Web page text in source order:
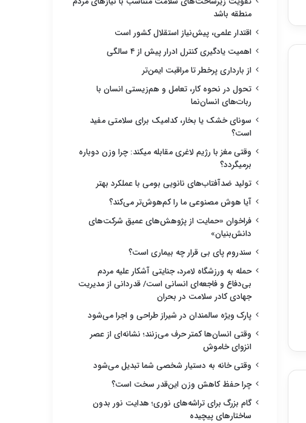
منطقه باشد
اقتدار علمی، پیش‌نیاز استقلال کشور است
اهمیت یادگیری کنترل ادرار پیش از ۴ سالگی
از بارداری پرخطر تا مراقبت ایمن‌تر
تحول در نحوه کار، تعامل و هم‌زیستی انسان با
ربات‌های انسان‌نما
سونای خشک یا بخار، کدامیک برای سلامتی مفید
است؟
وقتی مغز با رژیم لاغری مقابله میکند: چرا وزن دوباره
برمیگردد؟
تولید ضدآفتاب‌های نانویی بومی با عملکرد بهتر
آیا هوش مصنوعی ما را کم‌هوش‌تر می‌کند؟
فراخوان «حمایت از پژوهش‌های عمیق شرکت‌های
دانش‌بنیان»
سندروم پای بی قرار چه بیماری است؟
حمله به ورزشگاه لامرد، جنایتی آشکار علیه مردم
بی‌دفاع و فاجعه‌ای انسانی است/ قدردانی از مدیریت
جهادی کادر سلامت در بحران
پارک ویژه سالمندان در شیراز طراحی و اجرا می‌شود
وقتی انسان‌ها کمتر حرف می‌زنند؛ نشانه‌ای از عصر
انزوای خاموش
وقتی خانه به دستیار شخصی شما تبدیل می‌شود
چرا حفظ کاهش وزن این‌قدر سخت است؟
گام بزرگ برای تراشه‌های نوری؛ هدایت نور بدون
ساختارهای پیچیده